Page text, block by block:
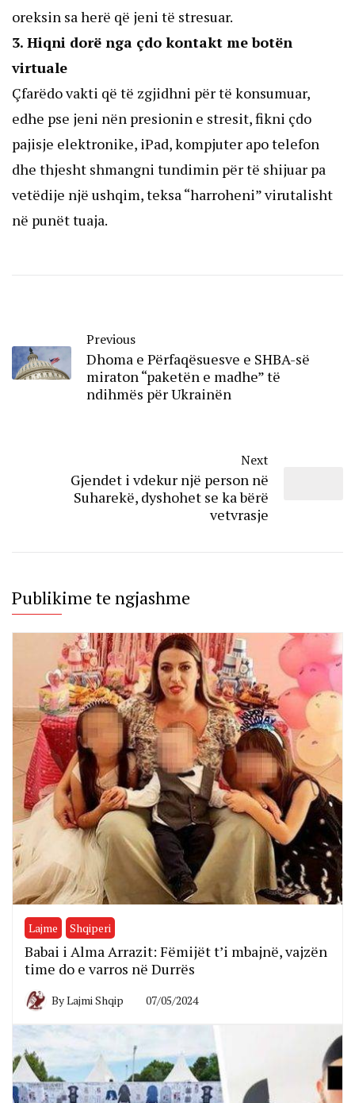
oreksin sa herë që jeni të stresuar.
3. Hiqni dorë nga çdo kontakt me botën
virtuale
Çfarëdo vakti që të zgjidhni për të konsumuar,
edhe pse jeni nën presionin e stresit, fikni çdo
pajisje elektronike, iPad, kompjuter apo telefon
dhe thjesht shmangni tundimin për të shijuar pa
vetëdije një ushqim, teksa “harroheni” virutalisht
në punët tuaja.
Previous
Dhoma e Përfaqësuesve e SHBA-së
miraton “paketën e madhe” të
ndihmës për Ukrainën
Next
Gjendet i vdekur një person në
Suharekë, dyshohet se ka bërë
vetvrasje
Publikime te ngjashme
Lajme Shqiperi
Babai i Alma Arrazit: Fëmijët t’i mbajnë, vajzën
time do e varros në Durrës
ByLajmi Shqip 07/05/2024